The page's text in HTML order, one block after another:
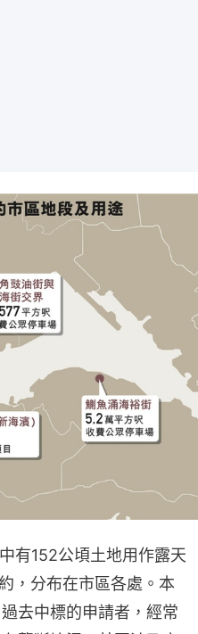
有152公頃土地用作露天
，分布在市區各處。本
去中標的申請者，經常